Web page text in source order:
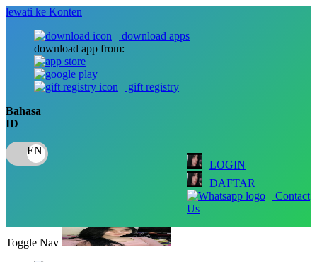
lewati ke Konten
download apps
download app from:
gift registry
Bahasa
ID
LOGIN
DAFTAR
Contact
Us
Toggle Nav